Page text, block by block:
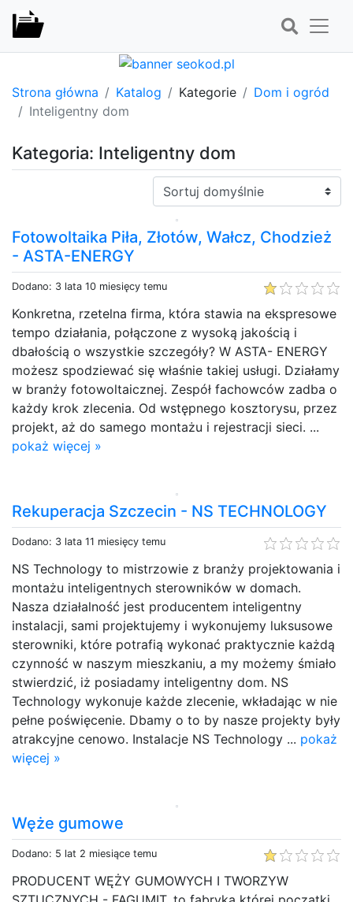
Strona główna Katalog Kategorie
Dom i ogród
Inteligentny dom
Kategoria: Inteligentny dom
Sortuj:
Fotowoltaika Piła, Złotów, Wałcz, Chodzież
- ASTA-ENERGY
Dodano: 3 lata 10 miesięcy temu
Konkretna, rzetelna firma, która stawia na ekspresowe
tempo działania, połączone z wysoką jakością i
dbałością o wszystkie szczegóły? W ASTA- ENERGY
możesz spodziewać się właśnie takiej usługi. Działamy
w branży fotowoltaicznej. Zespół fachowców zadba o
każdy krok zlecenia. Od wstępnego kosztorysu, przez
projekt, aż do samego montażu i rejestracji sieci. ...
pokaż więcej »
Rekuperacja Szczecin - NS TECHNOLOGY
Dodano: 3 lata 11 miesięcy temu
NS Technology to mistrzowie z branży projektowania i
montażu inteligentnych sterowników w domach.
Nasza działalność jest producentem inteligentny
instalacji, sami projektujemy i wykonujemy luksusowe
sterowniki, które potrafią wykonać praktycznie każdą
czynność w naszym mieszkaniu, a my możemy śmiało
stwierdzić, iż posiadamy inteligentny dom. NS
Technology wykonuje każde zlecenie, wkładając w nie
pełne poświęcenie. Dbamy o to by nasze projekty były
atrakcyjne cenowo. Instalacje NS Technology ... pokaż
więcej »
Węże gumowe
Dodano: 5 lat 2 miesiące temu
PRODUCENT WĘŻY GUMOWYCH I TWORZYW